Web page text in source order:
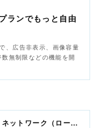
ランでもっと自由
、広告非表示、画像容量
無制限などの機能を開
ローラースケートネットワーク（ローラースポーツネットワーク）